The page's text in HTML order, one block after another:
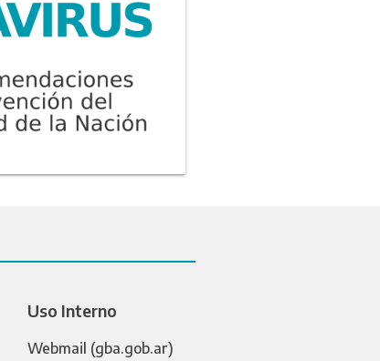
Uso Interno
Webmail (gba.gob.ar)